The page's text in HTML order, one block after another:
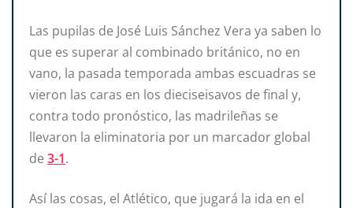
Las pupilas de José Luis Sánchez Vera ya saben lo
que es superar al combinado británico, no en
vano, la pasada temporada ambas escuadras se
vieron las caras en los dieciseisavos de final y,
contra todo pronóstico, las madrileñas se
llevaron la eliminatoria por un marcador global
de 3-1.
Así las cosas, el Atlético, que jugará la ida en el